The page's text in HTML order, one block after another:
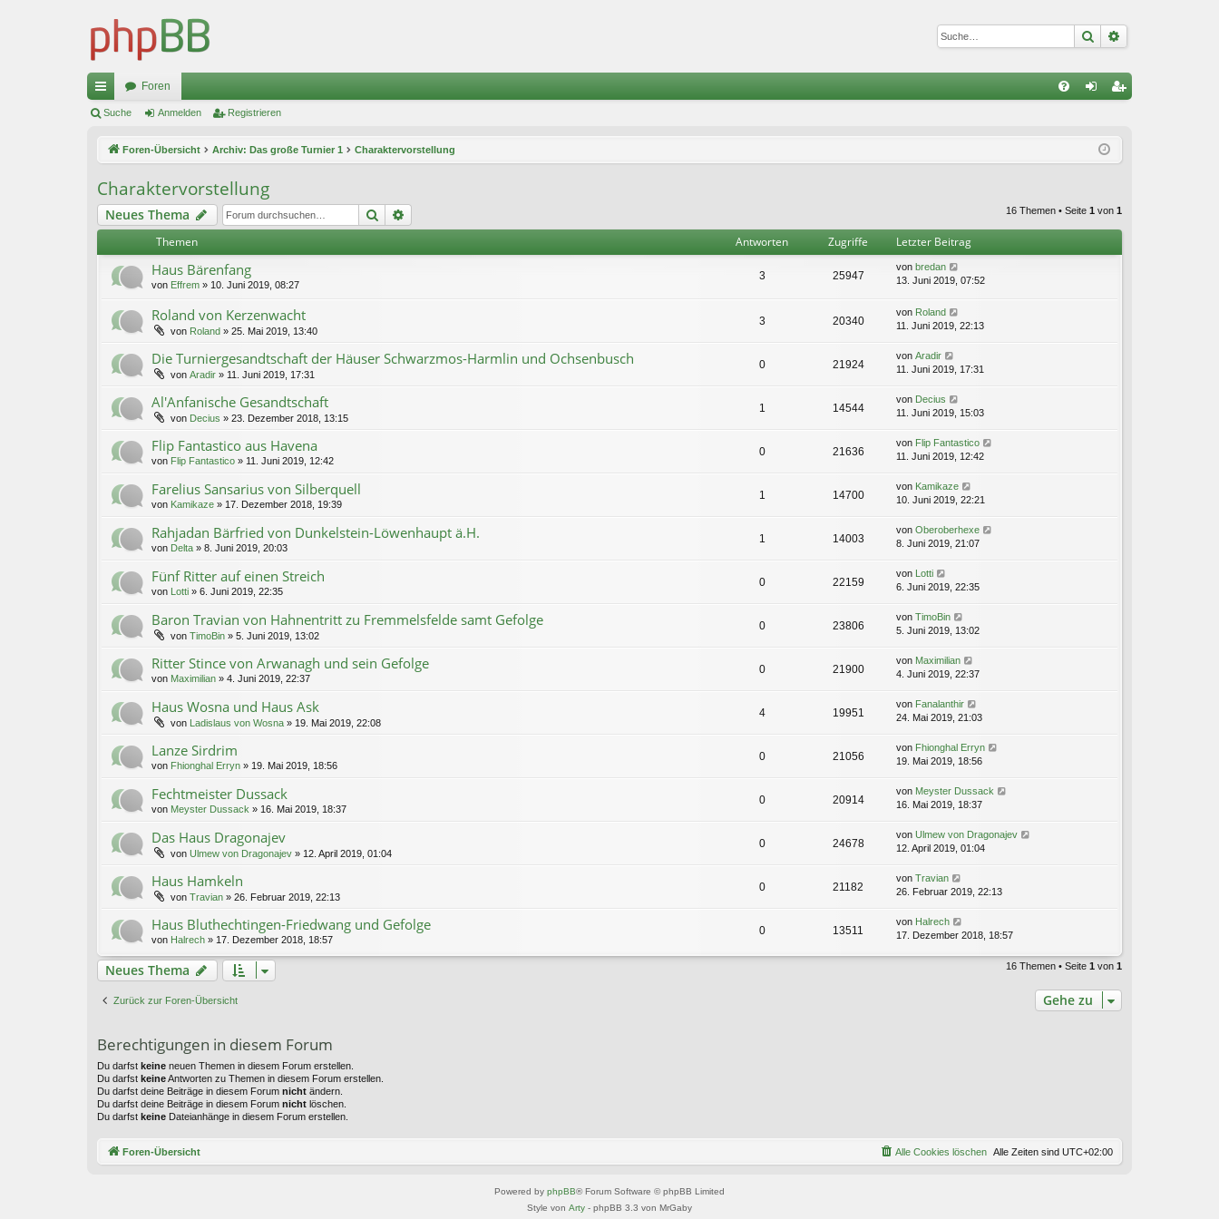
Suche
ch
ug
riff
Foren
ist
Suche Anmelden Registrieren
Foren-Übersicht Archiv: Das große Turnier 1 Charaktervorstellung
Charaktervorstellung
Neues Thema Suche 16 Themen • Seite 1 von 1
Themen Antworten Zugriffe Letzter Beitrag
Haus Bärenfang
von Effrem » 10. Juni 2019, 08:27
3 25947
von bredan
13. Juni 2019, 07:52
Roland von Kerzenwacht
von Roland » 25. Mai 2019, 13:40
3 20340
von Roland
11. Juni 2019, 22:13
Die Turniergesandtschaft der Häuser Schwarzmos-Harmlin und Ochsenbusch
von Aradir » 11. Juni 2019, 17:31
0 21924
von Aradir
11. Juni 2019, 17:31
Al'Anfanische Gesandtschaft
von Decius » 23. Dezember 2018, 13:15
1 14544
von Decius
11. Juni 2019, 15:03
Flip Fantastico aus Havena
von Flip Fantastico » 11. Juni 2019, 12:42
0 21636
von Flip Fantastico
11. Juni 2019, 12:42
Farelius Sansarius von Silberquell
von Kamikaze » 17. Dezember 2018, 19:39
1 14700
von Kamikaze
10. Juni 2019, 22:21
Rahjadan Bärfried von Dunkelstein-Löwenhaupt ä.H.
von Delta » 8. Juni 2019, 20:03
1 14003
von Oberoberhexe
8. Juni 2019, 21:07
Fünf Ritter auf einen Streich
von Lotti » 6. Juni 2019, 22:35
0 22159
von Lotti
6. Juni 2019, 22:35
Baron Travian von Hahnentritt zu Fremmelsfelde samt Gefolge
von TimoBin » 5. Juni 2019, 13:02
0 23806
von TimoBin
5. Juni 2019, 13:02
Ritter Stince von Arwanagh und sein Gefolge
von Maximilian » 4. Juni 2019, 22:37
0 21900
von Maximilian
4. Juni 2019, 22:37
Haus Wosna und Haus Ask
von Ladislaus von Wosna » 19. Mai 2019, 22:08
4 19951
von Fanalanthir
24. Mai 2019, 21:03
Lanze Sirdrim
von Fhionghal Erryn » 19. Mai 2019, 18:56
0 21056
von Fhionghal Erryn
19. Mai 2019, 18:56
Fechtmeister Dussack
von Meyster Dussack » 16. Mai 2019, 18:37
0 20914
von Meyster Dussack
16. Mai 2019, 18:37
Das Haus Dragonajev
von Ulmew von Dragonajev » 12. April 2019, 01:04
0 24678
von Ulmew von Dragonajev
12. April 2019, 01:04
Haus Hamkeln
von Travian » 26. Februar 2019, 22:13
0 21182
von Travian
26. Februar 2019, 22:13
Haus Bluthechtingen-Friedwang und Gefolge
von Halrech » 17. Dezember 2018, 18:57
0 13511
von Halrech
17. Dezember 2018, 18:57
Neues Thema 16 Themen • Seite 1 von 1
Zurück zur Foren-Übersicht Gehe zu
Berechtigungen in diesem Forum
Du darfst keine neuen Themen in diesem Forum erstellen.
Du darfst keineAntworten zu Themen in diesem Forum erstellen.
Du darfst deine Beiträge in diesem Forum nicht ändern.
Du darfst deine Beiträge in diesem Forum nicht löschen.
Du darfst keine Dateianhänge in diesem Forum erstellen.
Foren-Übersicht Alle Zeiten sind UTC+02:00
Alle Cookies löschen
Powered by phpBB® Forum Software © phpBB Limited
Style von Arty - phpBB 3.3 von MrGaby